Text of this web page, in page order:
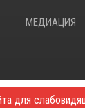
МЕДИАЦИЯ
для